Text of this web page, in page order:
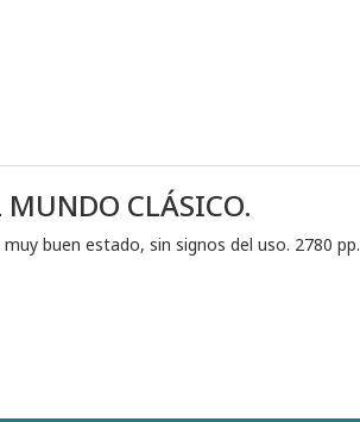
CLÁSICO.
buen estado, sin signos del uso. 2780 pp.